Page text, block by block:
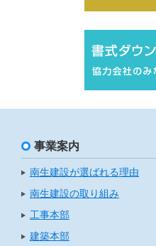
事業案内
南生建設が選ばれる理由
南生建設の取り組み
工事本部
建築本部